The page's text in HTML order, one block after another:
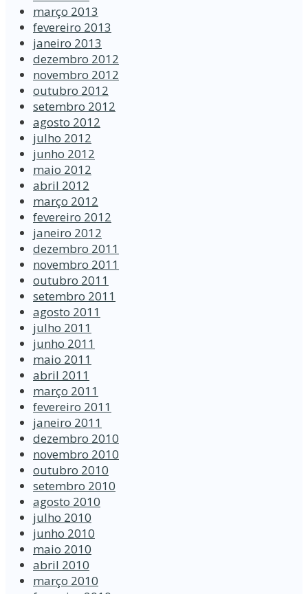
março 2013
fevereiro 2013
janeiro 2013
dezembro 2012
novembro 2012
outubro 2012
setembro 2012
agosto 2012
julho 2012
junho 2012
maio 2012
abril 2012
março 2012
fevereiro 2012
janeiro 2012
dezembro 2011
novembro 2011
outubro 2011
setembro 2011
agosto 2011
julho 2011
junho 2011
maio 2011
abril 2011
março 2011
fevereiro 2011
janeiro 2011
dezembro 2010
novembro 2010
outubro 2010
setembro 2010
agosto 2010
julho 2010
junho 2010
maio 2010
abril 2010
março 2010